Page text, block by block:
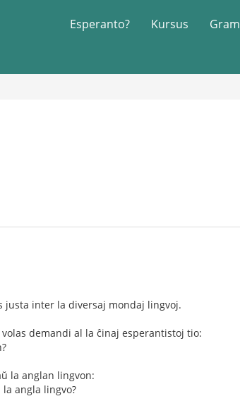
Esperanto? Kursus
justa inter la diversaj mondaj lingvoj.
demandi al la ĉinaj esperantistoj tio:
la anglan lingvon:
angla lingvo?